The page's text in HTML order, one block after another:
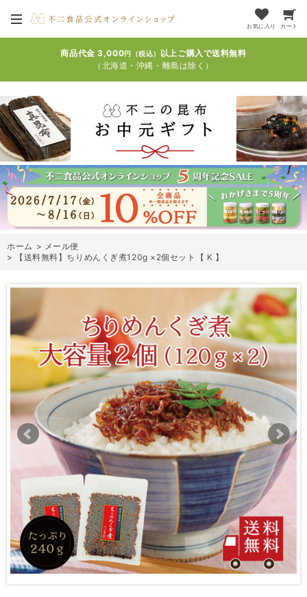
お気に入り カート
商品代金 3,000円（税込）
以上ご購入で送料無料
（北海道・沖縄・離島は除く）
ホーム > メール便
>
【送料無料】ちりめんくぎ煮120g ×2個セット【 K 】